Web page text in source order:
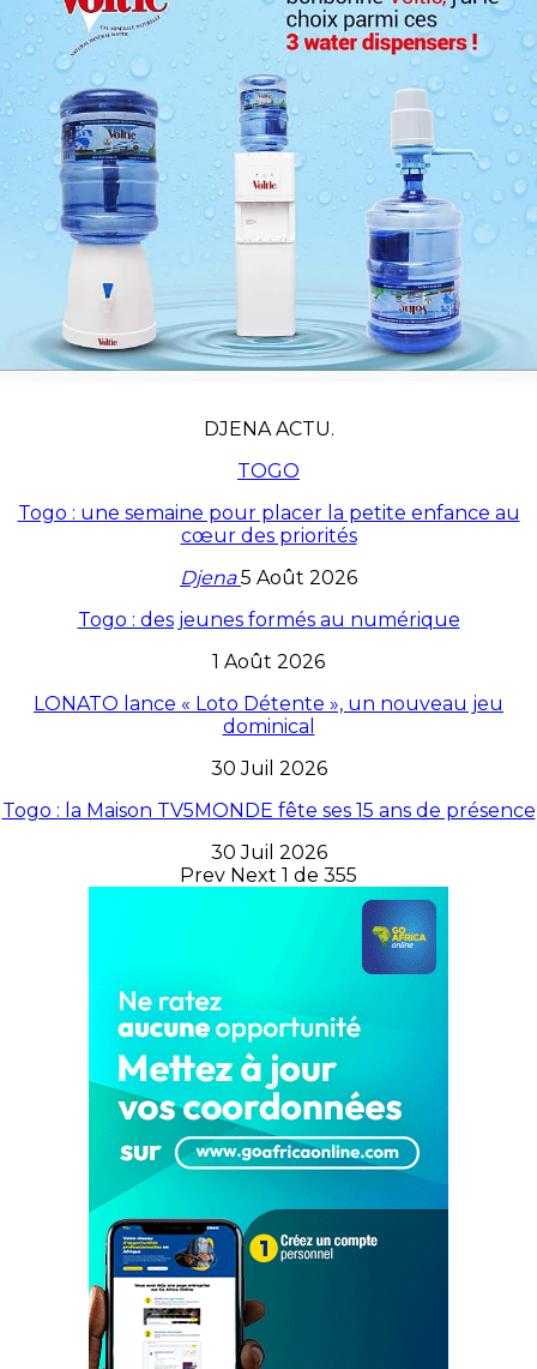
DJENA ACTU.
TOGO
Togo : une semaine pour placer la petite enfance au
cœur des priorités
Djena5 Août 2026
Togo : des jeunes formés au numérique
1 Août 2026
LONATO lance « Loto Détente », un nouveau jeu
dominical
30 Juil 2026
Togo : la Maison TV5MONDE fête ses 15 ans de présence
30 Juil 2026
Prev Next 1 de 355